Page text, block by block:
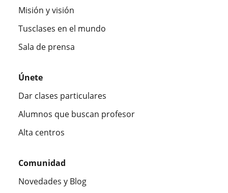
Misión y visión
Tusclases en el mundo
Sala de prensa
Únete
Dar clases particulares
Alumnos que buscan profesor
Alta centros
Comunidad
Novedades y Blog